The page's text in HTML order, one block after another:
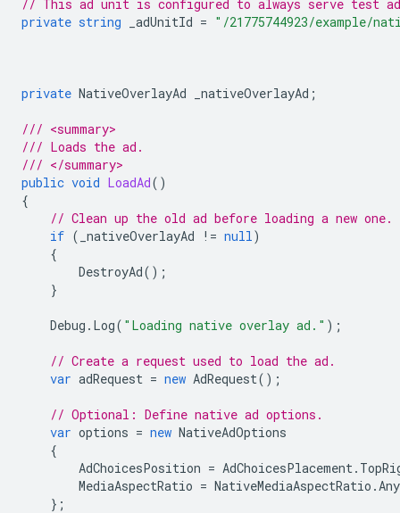
// This ad unit is configured to always serve test
private string _adUnitId = "/21775744923/example/
private NativeOverlayAd _nativeOverlayAd ;
/// <summary>
/// Loads the ad.
/// </summary>
public void LoadAd()
{
// Clean up the old ad before loading a new one.
if ( _nativeOverlayAd != null)
{
DestroyAd();
}
Debug . Log( "Loading native overlay ad." );
// Create a request used to load the ad.
var adRequest = new AdRequest();
// Optional: Define native ad options.
var options = new NativeAdOptions
{
AdChoicesPosition = AdChoicesPlacement.
MediaAspectRatio = NativeMediaAspectRatio .Any
};